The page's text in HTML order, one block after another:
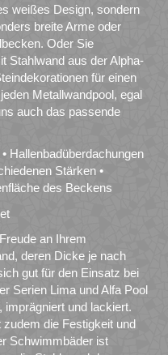
weißes Design, sondern
breite Arme oder
Oder Sie
Stahlwand aus der Alpha-
für einen
Metallwandpool, egal
auch das passende
Hallenbadüberdachungen
Stärken •
des Beckens
an Ihrem
deren Dicke je nach
gut für den Einsatz bei
Serien Lima und Alfa Pool
und lackiert.
die Festigkeit und
Schwimmbäder ist